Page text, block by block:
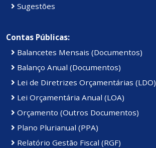
Sugestões
Contas Públicas:
Balancetes Mensais (Documentos)
Balanço Anual (Documentos)
Lei de Diretrizes Orçamentárias (LDO)
Lei Orçamentária Anual (LOA)
Orçamento (Outros Documentos)
Plano Plurianual (PPA)
Relatório Gestão Fiscal (RGF)